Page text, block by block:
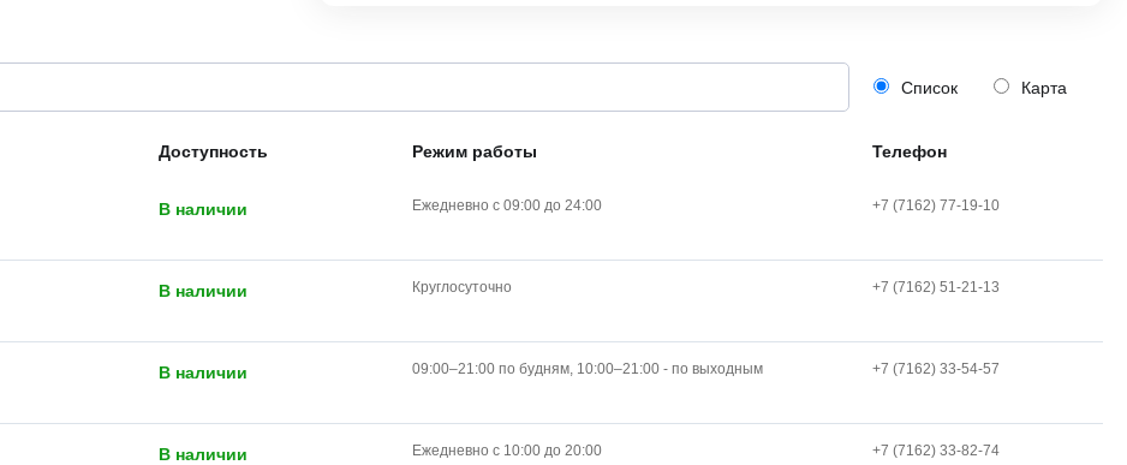
Список Карта
Доступность Режим работы Телефон
В наличии Ежедневно с 09:00 до 24:00 +7 (7162) 77-19-10
В наличии Круглосуточно +7 (7162) 51-21-13
В наличии 09:00–21:00 по будням, 10:00–21:00 - по выходным +7 (7162) 33-54-57
В наличии Ежедневно с 10:00 до 20:00 +7 (7162) 33-82-74